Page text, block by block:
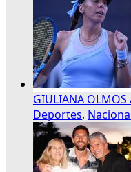
GIULIANA OLMOS
Deportes,